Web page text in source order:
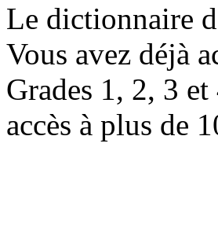
Le dictionnaire
Vous avez déjà
Grades 1, 2, 3
accès à plus de